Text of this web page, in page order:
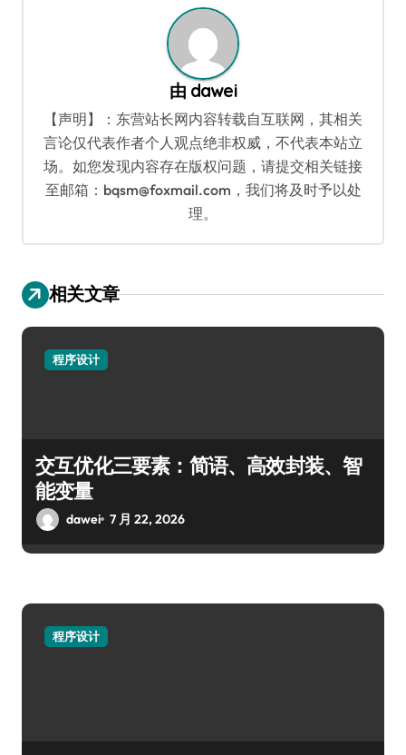
由 dawei
【声明】：东营站长网内容转载自互联网，其相关
言论仅代表作者个人观点绝非权威，不代表本站立
场。如您发现内容存在版权问题，请提交相关链接
至邮箱：bqsm@foxmail.com，我们将及时予以处
理。
相关文章
程序设计
交互优化三要素：简语、高效封装、智
能变量
dawei 7 月 22, 2026
程序设计